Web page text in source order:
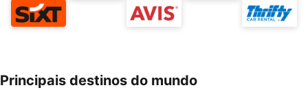
Principais destinos do mundo